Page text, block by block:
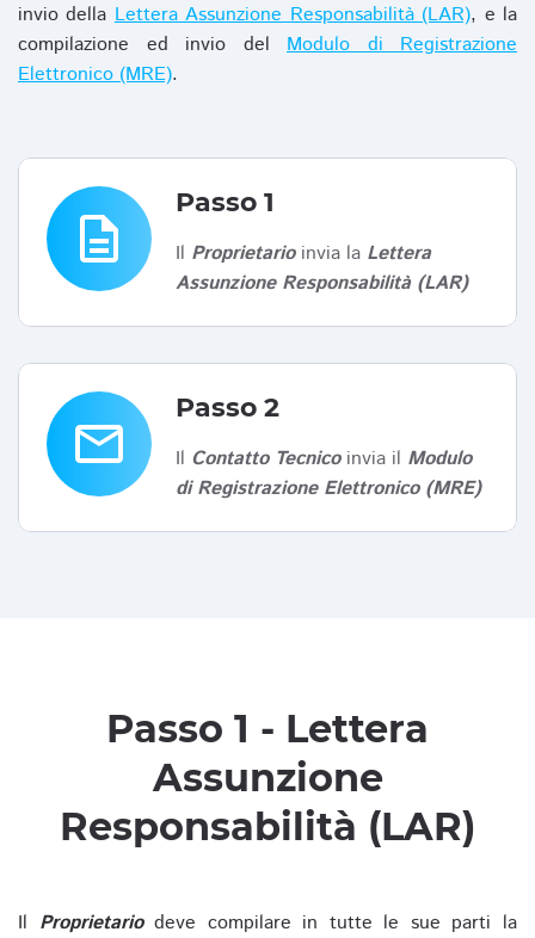
invio dellaLettera Assunzione Responsabilità (LAR), e la
compilazione ed invio del Modulo di Registrazione
Elettronico (MRE).
description
Passo 1
Il Proprietarioinvia la Lettera
Assunzione Responsabilità (LAR)
email
Passo 2
Il Contatto Tecnicoinvia il Modulo
di Registrazione Elettronico (MRE)
Passo 1 - Lettera
Assunzione
Responsabilità (LAR)
Il Proprietariodeve compilare in tutte le sue parti la